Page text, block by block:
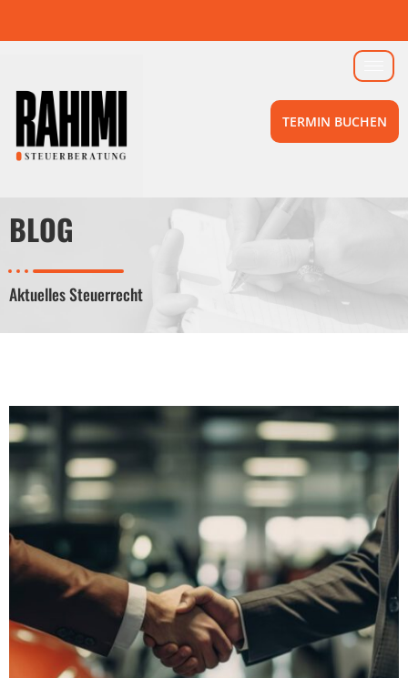
TERMIN BUCHEN
BLOG
Aktuelles Steuerrecht